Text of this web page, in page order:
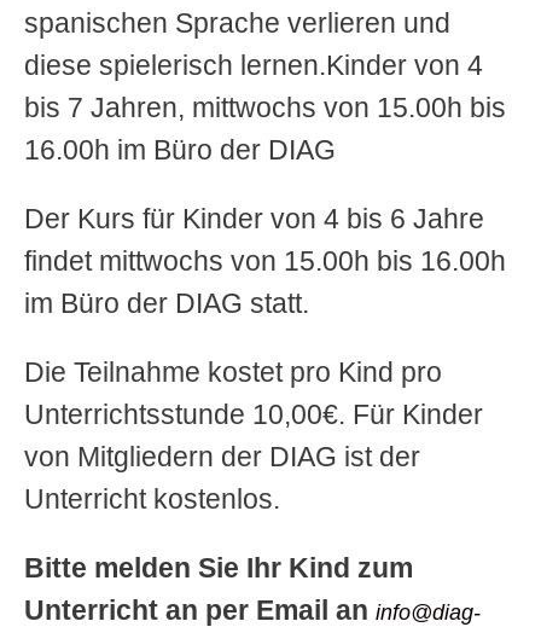
spanischen Sprache verlieren und
diese spielerisch lernen.Kinder von 4
bis 7 Jahren, mittwochs von 15.00h bis
16.00h im Büro der DIAG
Der Kurs für Kinder von 4 bis 6 Jahre
findet mittwochs von 15.00h bis 16.00h
im Büro der DIAG statt.
Die Teilnahme kostet pro Kind pro
Unterrichtsstunde 10,00€. Für Kinder
von Mitgliedern der DIAG ist der
Unterricht kostenlos.
Bitte melden Sie Ihr Kind zum
Unterricht an per Email an info@diag-